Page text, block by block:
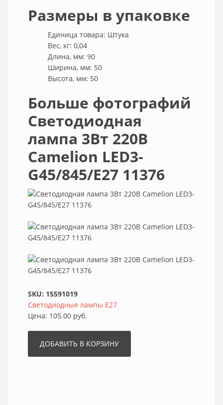
Размеры в упаковке
Единица товара: Штука
Вес, кг: 0,04
Длина, мм: 90
Ширина, мм: 50
Высота, мм: 50
Больше фотографий
Светодиодная
лампа 3Вт 220В
Camelion LED3-
G45/845/E27 11376
SKU: 15591019
Светодиодные лампы E27
Цена: 105.00 руб.